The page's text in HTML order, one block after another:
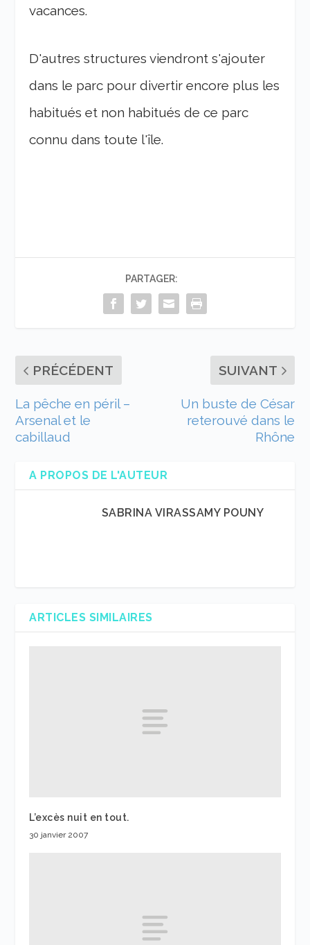
vacances.
D'autres structures viendront s'ajouter
dans le parc pour divertir encore plus les
habitués et non habitués de ce parc
connu dans toute l'île.
PARTAGER:
PRÉCÉDENT
La pêche en péril –
Arsenal et le
cabillaud
SUIVANT
Un buste de César
reterouvé dans le
Rhône
A PROPOS DE L'AUTEUR
SABRINA VIRASSAMY POUNY
ARTICLES SIMILAIRES
L’excès nuit en tout.
30 janvier 2007